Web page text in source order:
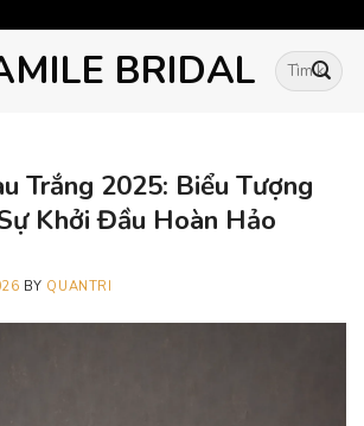
Tìm
kiếm:
Trắng 2025: Biểu Tượng
Khởi Đầu Hoàn Hảo
BY QUANTRI